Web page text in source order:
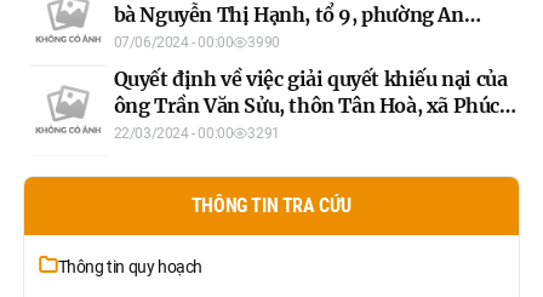
bà Nguyễn Thị Hạnh, tổ 9, phường An
Tường, thành phố Tuyên Quang (lần hai)
07/06/2024 - 00:00 3990
Quyết định về việc giải quyết khiếu nại của
ông Trần Văn Sửu, thôn Tân Hoà, xã Phúc
Thịnh, huyện Chiêm Hoá, tỉnh Tuyên
22/03/2024 - 00:00 3291
THÔNG TIN TRA CỨU
Thông tin quy hoạch